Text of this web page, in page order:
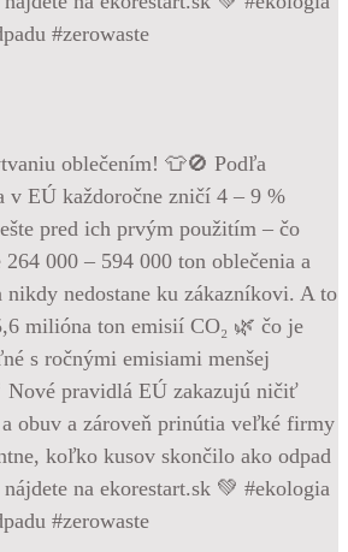
oblečením! 👕🚫 Podľa
v EÚ každoročne zničí 4 – 9 %
pred ich prvým použitím – čo
000 – 594 000 ton oblečenia a
nikdy nedostane ku zákazníkovi. A to
milióna ton emisií CO₂ 🌿 čo je
s ročnými emisiami menšej
Nové pravidlá EÚ zakazujú ničiť
a obuv a zároveň prinútia veľké firmy
koľko kusov skončilo ako odpad
na ekorestart.sk 💚 #ekologia
#zerowaste